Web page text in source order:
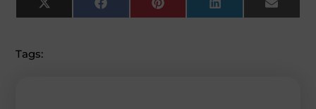
X
(
F
A
P
I
L
I
E
M
Tags: